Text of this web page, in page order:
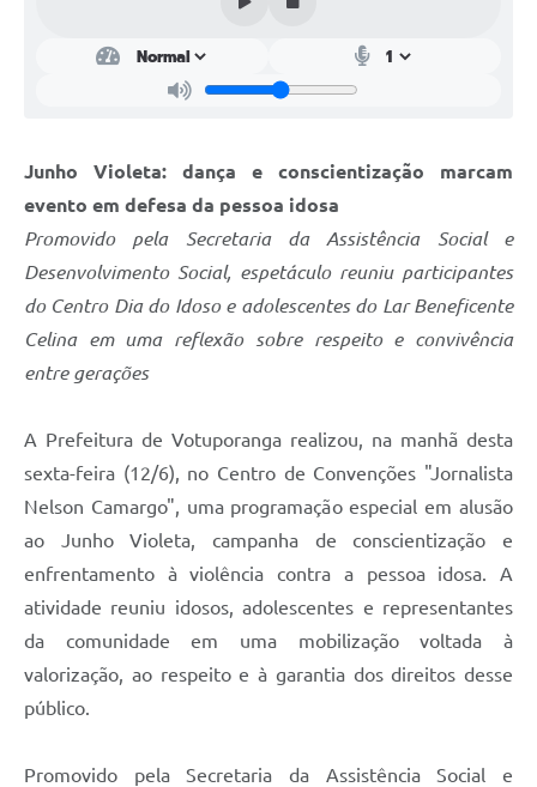
Junho Violeta: dança e conscientização marcam
evento em defesa da pessoa idosa
Promovido pela Secretaria da Assistência Social e
Desenvolvimento Social, espetáculo reuniu participantes
do Centro Dia do Idoso e adolescentes do Lar Beneficente
Celina em uma reflexão sobre respeito e convivência
entre gerações
A Prefeitura de Votuporanga realizou, na manhã desta
sexta-feira (12/6), no Centro de Convenções "Jornalista
Nelson Camargo", uma programação especial em alusão
ao Junho Violeta, campanha de conscientização e
enfrentamento à violência contra a pessoa idosa. A
atividade reuniu idosos, adolescentes e representantes
da comunidade em uma mobilização voltada à
valorização, ao respeito e à garantia dos direitos desse
público.
Promovido pela Secretaria da Assistência Social e